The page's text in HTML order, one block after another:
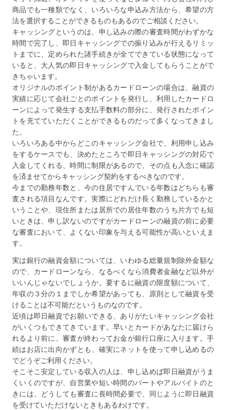
商品でも一種類でなく、いろいろな申込み方法から、希望の方
法を選択することができるものもあるのでご相談ください。
キャッシングというのは、申し込みの際の審査時間がわずかな
時間で完了し、即日キャッシングでの振り込みが行えるリミッ
トまでに、定められた諸手続きが全てできている状態になって
いると、大人気の即日キャッシングで入金してもらうことがで
きちゃいます。
オリジナルのポイント制があるカードローンの場合は、融資の
実績に応じて会社ごとのポイントを発行し、利用したカードロ
ーンによって発生する支払手数料の部分に、発行されたポイン
トを充てていただくことができるものだって多くなってきまし
た。
いろいろある中からどこのキャッシング会社で、利用申し込み
をするケースでも、決めたところで即日キャッシングの対応で
入金してくれる、時間に制限があるので、その点も入念に確認
を済ませてからキャッシング契約をするべきなのです。
今までの勤務年数と、今の住居ですんでいる年数はどちらも審
査される項目なんです。実際にどれだけ長く勤務しているかと
いうことや、現住所または居所での居住年数のうち片方でも短
いときは、申し訳ないのですがカードローンの融資の前に必要
な審査において、よくない印象を与える可能性が高いといえま
す。
実は銀行の融資金額については、いわゆる総量規制除外金額な
ので、カードローンなら、なるべくなら消費者金融など以外が
いいんじゃないでしょうか。要するに融資の限度額について、
年収の３分の１までしか希望があっても、原則として融資を受
けることは不可能だというものなのです。
近頃は即日融資でお願いできる、ありがたいキャッシング会社
がいくつもできてきています。早いとカードがあなたに届けら
れるより前に、審査が終わってお金が銀行口座に入ります。手
続はお店に出向かずとも、確実にネットを使って申し込めるの
でどうぞご利用ください。
そこそこ安定している収入の人は、申し込めば即日融資がうま
くいくのですが、自営業や短い時間のパートやアルバイトのと
きには、どうしても審査に長時間必要で、同じように即日融資
を受けていただけないときもあるわけです。